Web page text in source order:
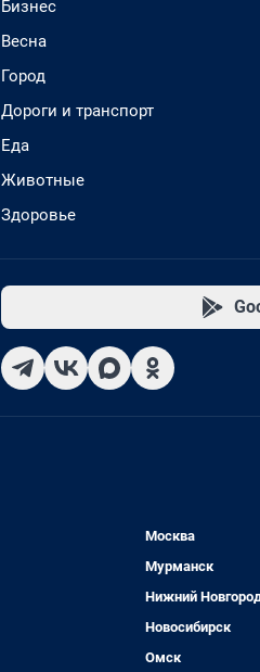
Бизнес
Весна
Город
Дороги и транспорт
Еда
Животные
Здоровье
Москва
Мурманск
Нижний
Новосибирск
Омск